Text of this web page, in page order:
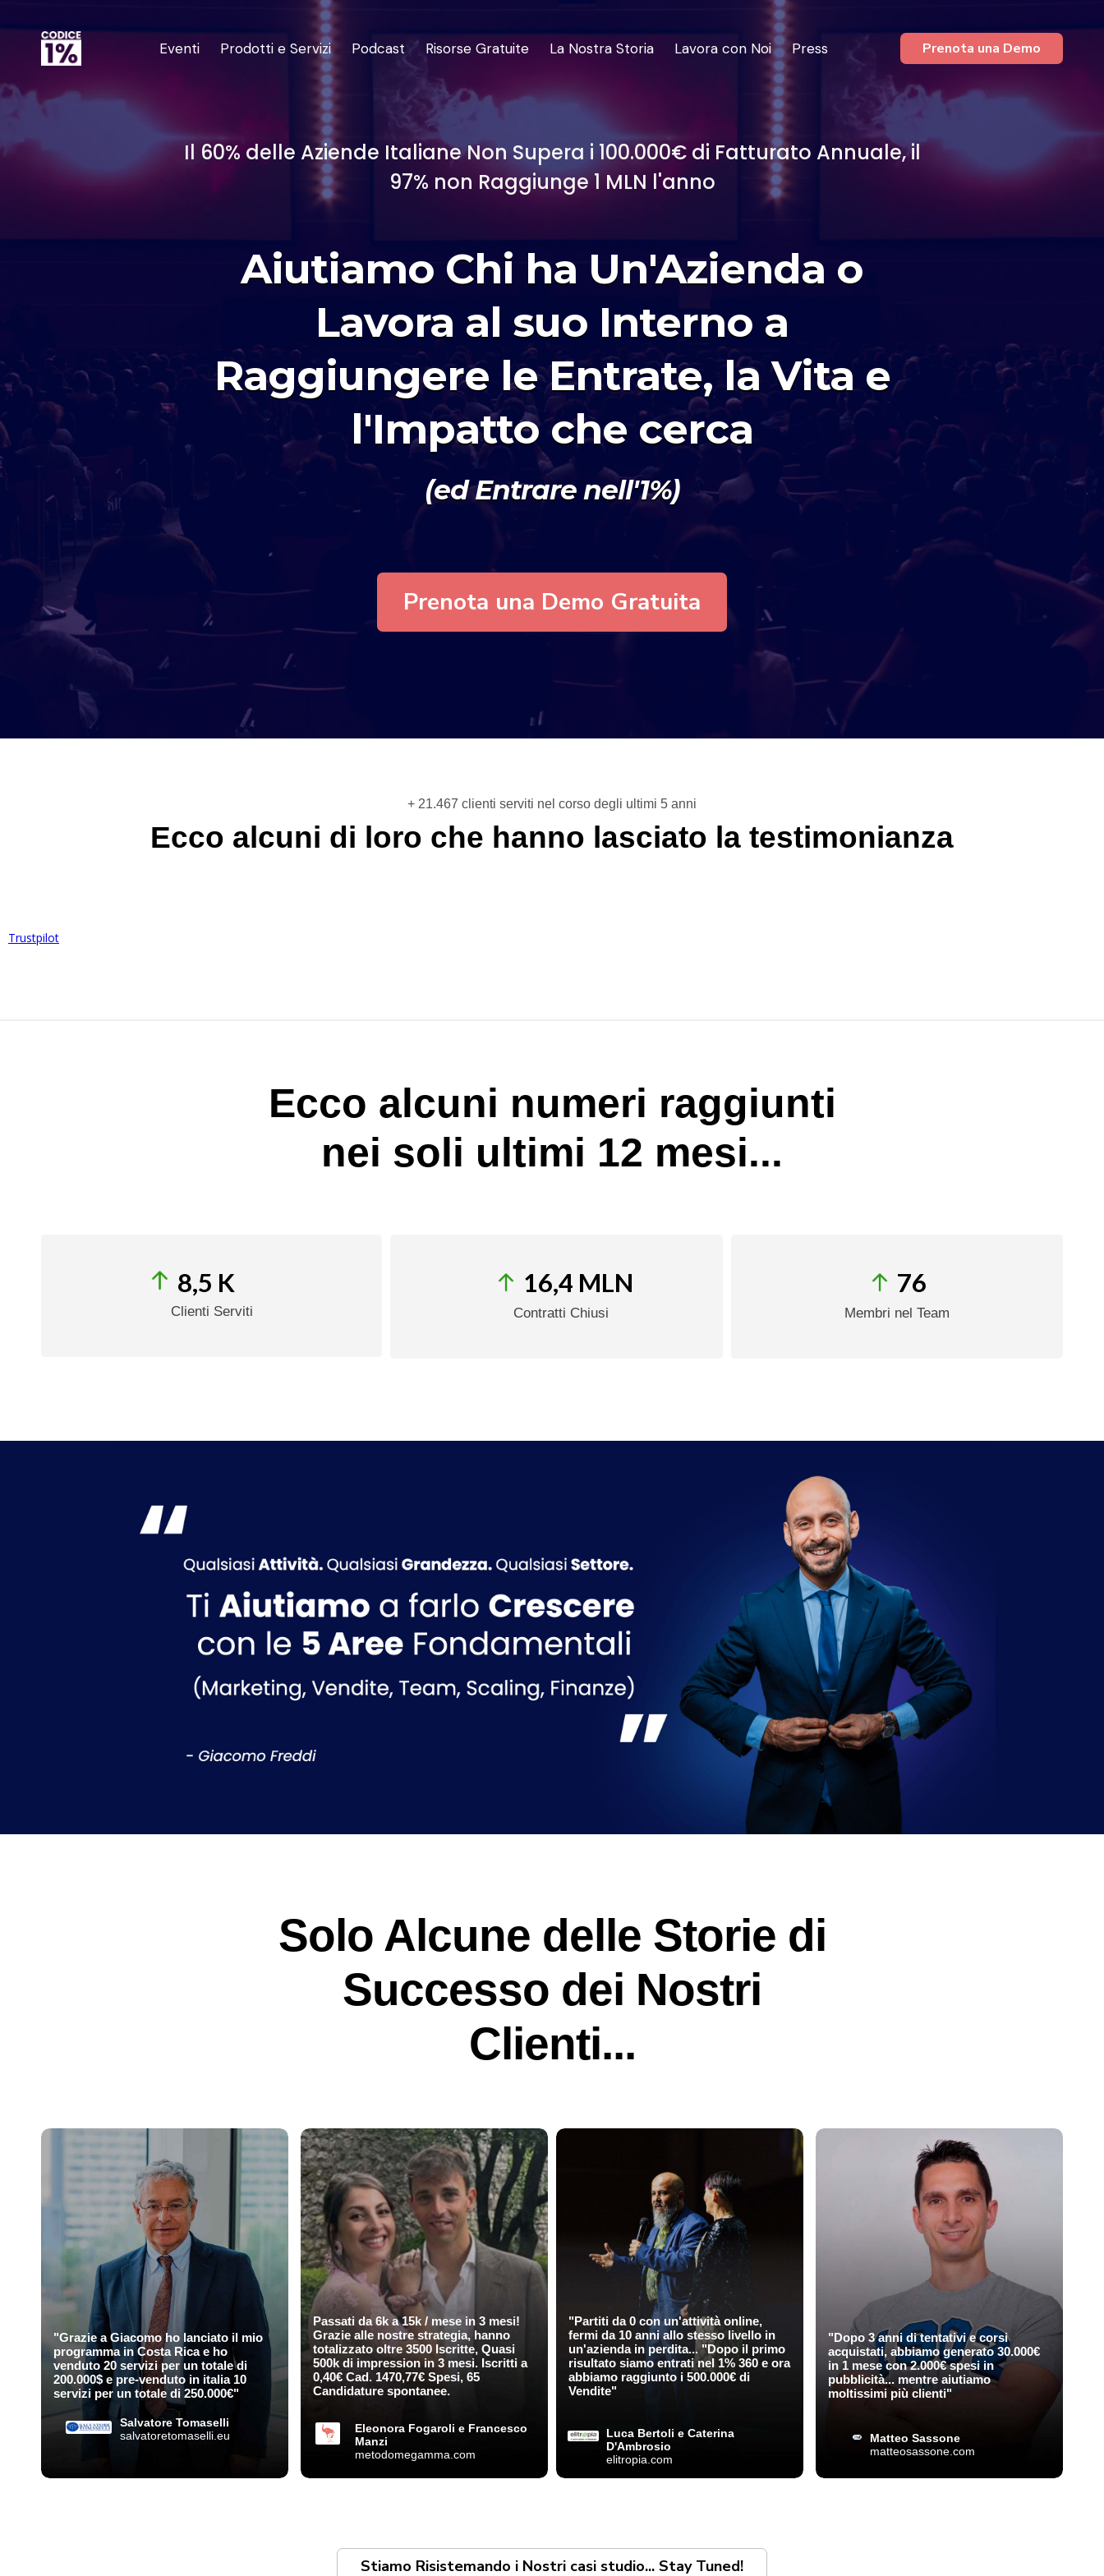
Eventi Prodotti e Servizi Podcast Risorse Gratuite La Nostra Storia Lavora con Noi Press Prenota una Demo
Il 60% delle Aziende Italiane Non Supera i 100.000€ di Fatturato Annuale, il
97% non Raggiunge 1 MLN l'anno
Aiutiamo Chi ha Un'Azienda o
Lavora al suo Interno a
Raggiungere le Entrate, la Vita e
l'Impatto che cerca
(ed Entrare nell'1%)
Prenota una Demo Gratuita
+ 21.467 clienti serviti nel corso degli ultimi 5 anni
Ecco alcuni di loro che hanno lasciato la testimonianza
Trustpilot
Ecco alcuni numeri raggiunti
nei soli ultimi 12 mesi...
8,5 K
Clienti Serviti
16,4 MLN
Contratti Chiusi
76
Membri nel Team
Solo Alcune delle Storie di
Successo dei Nostri
Clienti...
"Grazie a Giacomo ho lanciato il mio
programma in Costa Rica e ho
venduto 20 servizi per un totale di
200.000$ e pre-venduto in italia 10
servizi per un totale di 250.000€"
Salvatore Tomaselli
salvatoretomaselli.eu
Passati da 6k a 15k / mese in 3 mesi!
Grazie alle nostre strategia, hanno
totalizzato oltre 3500 Iscritte, Quasi
500k di impression in 3 mesi. Iscritti a
0,40€ Cad. 1470,77€ Spesi, 65
Candidature spontanee.
Eleonora Fogaroli e Francesco
Manzi
metodomegamma.com
"Partiti da 0 con un'attività online,
fermi da 10 anni allo stesso livello in
un'azienda in perdita... "Dopo il primo
risultato siamo entrati nel 1% 360 e ora
abbiamo raggiunto i 500.000€ di
Vendite"
Luca Bertoli e Caterina
D'Ambrosio
elitropia.com
"Dopo 3 anni di tentativi e corsi
acquistati, abbiamo generato 30.000€
in 1 mese con 2.000€ spesi in
pubblicità... mentre aiutiamo
moltissimi più clienti"
Matteo Sassone
matteosassone.com
Stiamo Risistemando i Nostri casi studio... Stay Tuned!